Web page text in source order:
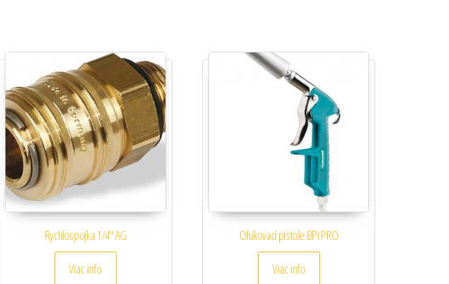
Rychlospojka 1/4″ AG
Viac info
Ofukovací pistole BPI PRO
Viac info